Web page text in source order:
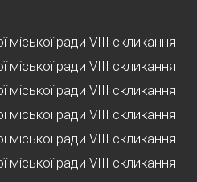
міської ради VIII скликання
міської ради VIII скликання
міської ради VIII скликання
міської ради VIII скликання
міської ради VIII скликання
міської ради VIII скликання